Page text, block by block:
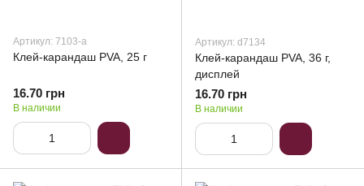
Артикул: 7103-a
Клей-карандаш PVA, 25 г
16.70 грн
В наличии
Артикул: d7134
Клей-карандаш PVA, 36 г,
дисплей
16.70 грн
В наличии